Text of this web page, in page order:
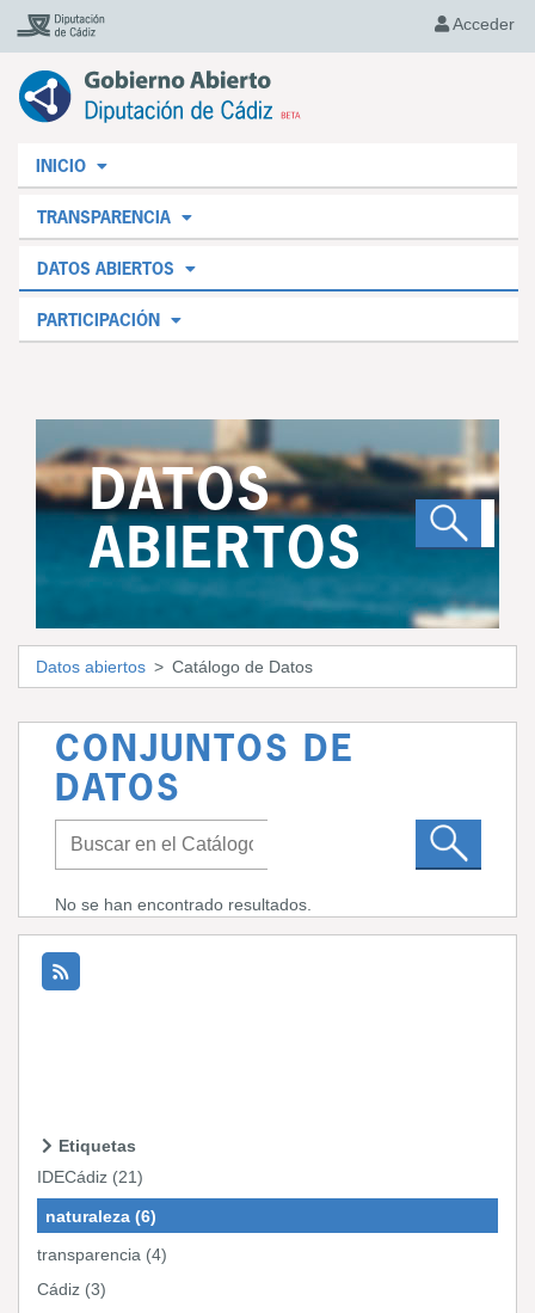
Acceder
INICIO
TRANSPARENCIA
DATOS ABIERTOS
PARTICIPACIÓN
DATOS
ABIERTOS
Datos abiertos Catálogo de Datos
CONJUNTOS DE
DATOS
No se han encontrado resultados.
Etiquetas
IDECádiz (21)
naturaleza (6)
transparencia (4)
Cádiz (3)